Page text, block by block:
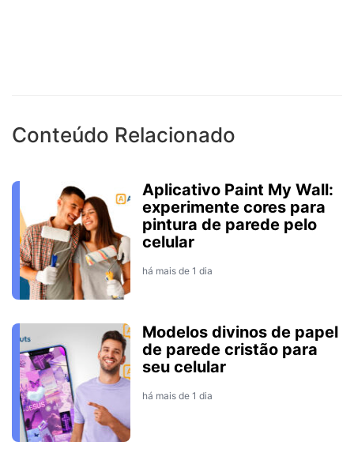
Conteúdo Relacionado
Aplicativo Paint My Wall:
experimente cores para
pintura de parede pelo
celular
há mais de 1 dia
Modelos divinos de papel
de parede cristão para
seu celular
há mais de 1 dia